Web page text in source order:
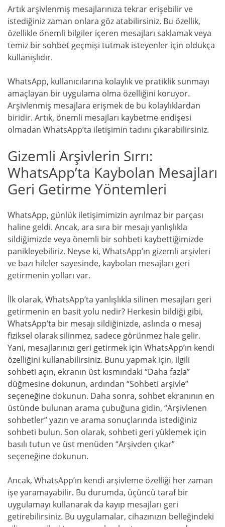
Artık arşivlenmiş mesajlarınıza tekrar erişebilir ve
istediğiniz zaman onlara göz atabilirsiniz. Bu özellik,
özellikle önemli bilgiler içeren mesajları saklamak veya
temiz bir sohbet geçmişi tutmak isteyenler için oldukça
kullanışlıdır.
WhatsApp, kullanıcılarına kolaylık ve pratiklik sunmayı
amaçlayan bir uygulama olma özelliğini koruyor.
Arşivlenmiş mesajlara erişmek de bu kolaylıklardan
biridir. Artık, önemli mesajları kaybetme endişesi
olmadan WhatsApp’ta iletişimin tadını çıkarabilirsiniz.
Gizemli Arşivlerin Sırrı:
WhatsApp’ta Kaybolan Mesajları
Geri Getirme Yöntemleri
WhatsApp, günlük iletişimimizin ayrılmaz bir parçası
haline geldi. Ancak, ara sıra bir mesajı yanlışlıkla
sildiğimizde veya önemli bir sohbeti kaybettiğimizde
panikleyebiliriz. Neyse ki, WhatsApp’ın gizemli arşivleri
ve bazı hileler sayesinde, kaybolan mesajları geri
getirmenin yolları var.
İlk olarak, WhatsApp’ta yanlışlıkla silinen mesajları geri
getirmenin en basit yolu nedir? Herkesin bildiği gibi,
WhatsApp’ta bir mesajı sildiğinizde, aslında o mesaj
fiziksel olarak silinmez, sadece görünmez hale gelir.
Yani, mesajlarınızı geri getirmek için WhatsApp’ın kendi
özelliğini kullanabilirsiniz. Bunu yapmak için, ilgili
sohbeti açın, ekranın üst kısmındaki “Daha fazla”
düğmesine dokunun, ardından “Sohbeti arşivle”
seçeneğine dokunun. Daha sonra, sohbet ekranının en
üstünde bulunan arama çubuğuna gidin, “Arşivlenen
sohbetler” yazın ve arama sonuçlarında istediğiniz
sohbeti bulun. Son olarak, sohbeti geri yüklemek için
basılı tutun ve üst menüden “Arşivden çıkar”
seçeneğine dokunun.
Ancak, WhatsApp’ın kendi arşivleme özelliği her zaman
işe yaramayabilir. Bu durumda, üçüncü taraf bir
uygulamayı kullanarak da kayıp mesajları geri
getirebilirsiniz. Bu uygulamalar, cihazınızın belleğindeki